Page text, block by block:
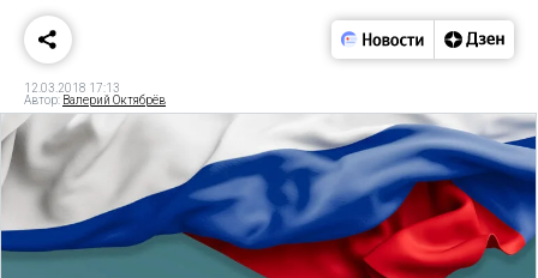
12.03.2018 17:13
Автор: Валерий Октябрёв